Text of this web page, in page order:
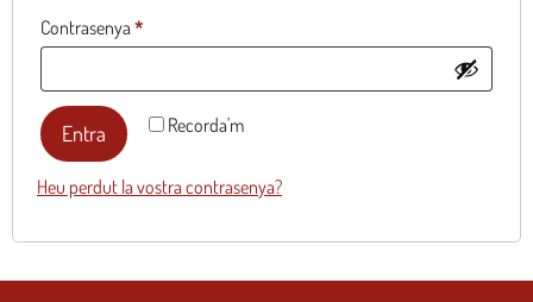
Contrasenya *
Recorda'm
Entra
Heu perdut la vostra contrasenya?